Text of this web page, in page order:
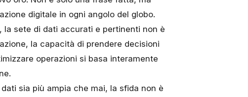
digitale in ogni angolo del globo.
sete di dati accurati e pertinenti non è
la capacità di prendere decisioni
operazioni si basa interamente
sia più ampia che mai, la sfida non è